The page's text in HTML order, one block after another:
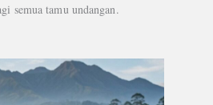
semua tamu undangan.